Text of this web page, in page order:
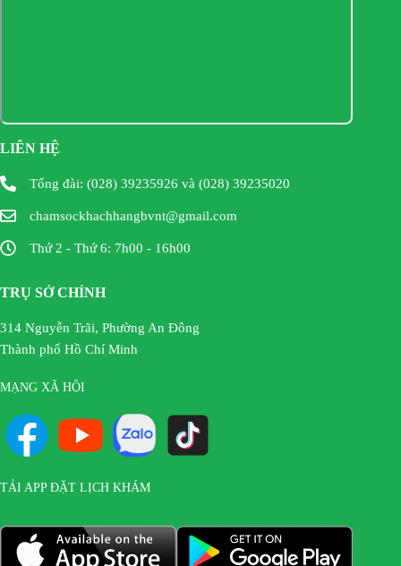
LIÊN HỆ
Tổng đài: (028) 39235926 và (028) 39235020
chamsockhachhangbvnt@gmail.com
Thứ 2 - Thứ 6: 7h00 - 16h00
TRỤ SỞ CHÍNH
314 Nguyễn Trãi, Phường An Đông
Thành phố Hồ Chí Minh
MẠNG XÃ HỘI
TẢI APP ĐẶT LỊCH KHÁM